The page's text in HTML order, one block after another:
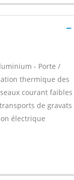
- Porte /
thermique des
courant faibles
de gravats
électrique